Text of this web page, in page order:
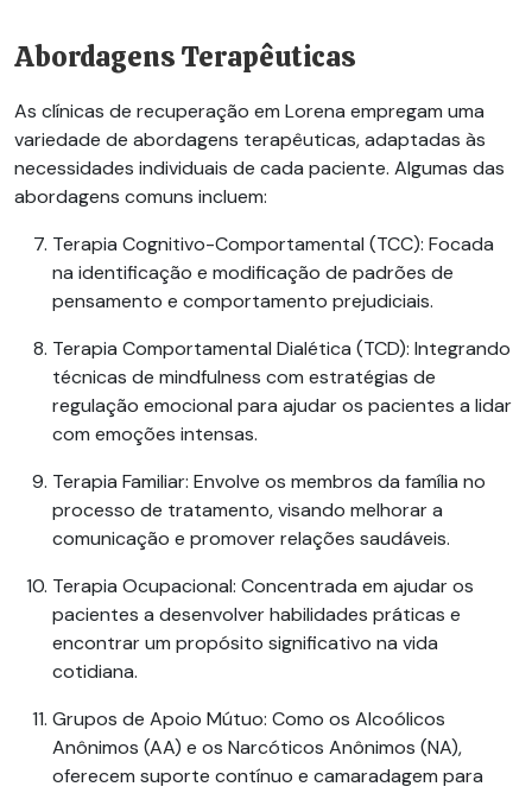
Abordagens Terapêuticas
As clínicas de recuperação em Lorena empregam uma
variedade de abordagens terapêuticas, adaptadas às
necessidades individuais de cada paciente. Algumas das
abordagens comuns incluem:
Terapia Cognitivo-Comportamental (TCC): Focada
na identificação e modificação de padrões de
pensamento e comportamento prejudiciais.
Terapia Comportamental Dialética (TCD): Integrando
técnicas de mindfulness com estratégias de
regulação emocional para ajudar os pacientes a lidar
com emoções intensas.
Terapia Familiar: Envolve os membros da família no
processo de tratamento, visando melhorar a
comunicação e promover relações saudáveis.
Terapia Ocupacional: Concentrada em ajudar os
pacientes a desenvolverhabilidades práticas e
encontrar um propósito significativo na vida
cotidiana.
Grupos de Apoio Mútuo: Como os Alcoólicos
Anônimos (AA) e os Narcóticos Anônimos (NA),
oferecem suporte contínuo e camaradagem para